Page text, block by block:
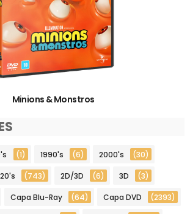
Minions & Monstros
(1) 1990's (6) 2000's (30)
(743) 2D/3D (6) 3D (3)
Capa Blu-Ray (64) Capa DVD (2393)